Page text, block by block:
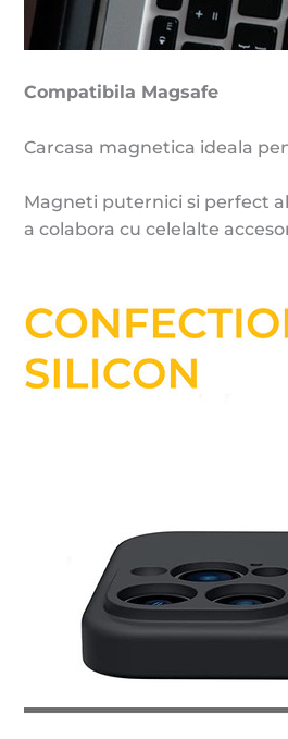
Compatibila Magsafe
Carcasa magnetica ideala
Magneti puternici si perfect
a colabora cu celelalte